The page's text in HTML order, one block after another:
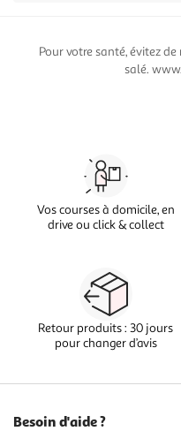
Pour votre santé, évitez
salé.
Vos courses à domicile, en
drive ou click & collect
Retour produits : 30 jours
pour changer d’avis
Besoin d'aide ?